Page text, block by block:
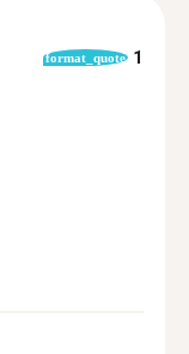
format_quote 1